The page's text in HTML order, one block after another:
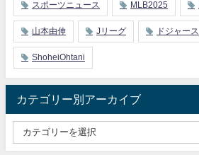
スポーツニュース MLB2025
山本由伸 Jリーグ ドジャース
ShoheiOhtani
カテゴリー別アーカイブ